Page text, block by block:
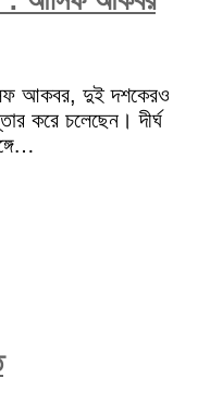
আকবর, দুই দশকেরও
করে চলেছেন। দীর্ঘ